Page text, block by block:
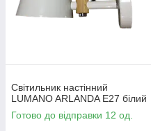
Світильник настінний
LUMANO ARLANDA Е27 білий
Готово до відправки 12 од.